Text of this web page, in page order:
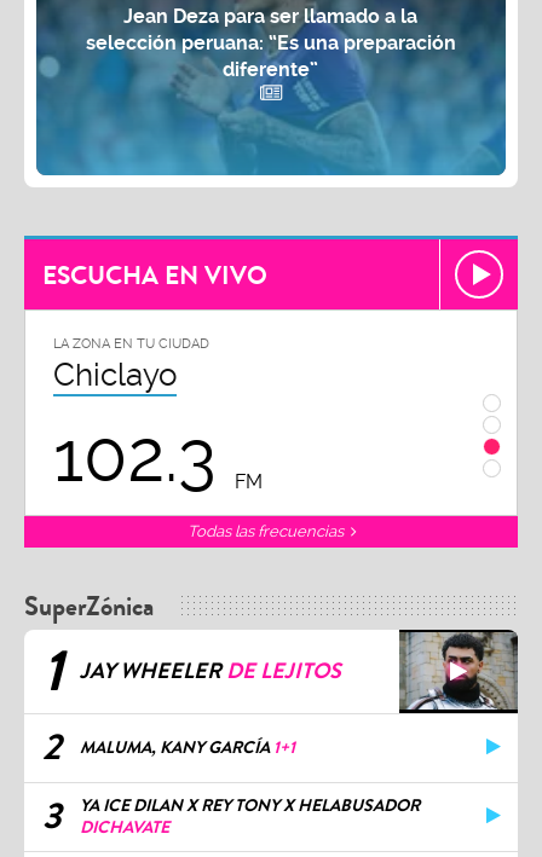
Jean Deza para ser llamado a la
selección peruana: “Es una preparación
diferente”
ESCUCHA EN VIVO
LA ZONA EN TU CIUDAD
Chiclayo
102.3 FM
Todas las frecuencias
SuperZónica
1 JAY WHEELERDE LEJITOS
2 MALUMA, KANY GARCÍA 1+1
3
YA ICE DILAN X REY TONY X HELABUSADOR
DICHAVATE